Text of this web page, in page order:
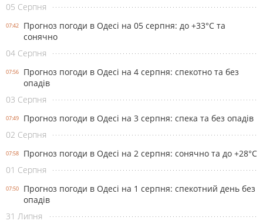
05 Серпня
07:42
Прогноз погоди в Одесі на 05 серпня: до +33°С та
сонячно
04 Серпня
07:56
Прогноз погоди в Одесі на 4 серпня: спекотно та без
опадів
03 Серпня
07:49
Прогноз погоди в Одесі на 3 серпня: спека та без опадів
02 Серпня
07:58
Прогноз погоди в Одесі на 2 серпня: сонячно та до +28°С
01 Серпня
07:50
Прогноз погоди в Одесі на 1 серпня: спекотний день без
опадів
31 Липня